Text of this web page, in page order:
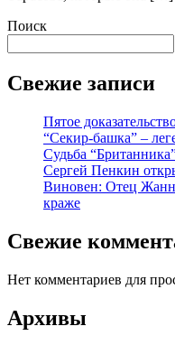
Поиск
Свежие записи
Пятое
“Секир-башка” –
Судьба
Сергей Пенкин
Виновен: Отец
краже
Свежие
Нет комментариев для
Архивы